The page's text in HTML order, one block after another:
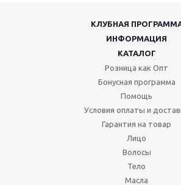
КЛУБНАЯ
ИНФОРМАЦИЯ
КАТАЛОГ
Розница как Опт
Бонусная программа
Помощь
Условия оплаты и
Гарантия на товар
Лицо
Волосы
Тело
Масла